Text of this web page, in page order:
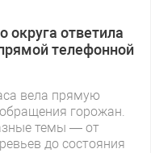
округа ответила
телефонной
вела прямую
горожан.
темы — от
до состояния